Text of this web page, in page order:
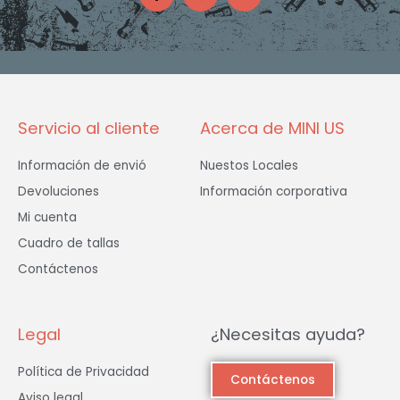
e
b
o
o
-
t
a
g
r
m
t
t
e
Servicio al cliente
Información de envió
Devoluciones
Mi cuenta
Cuadro de tallas
Contáctenos
Acerca de MINI US
Nuestos Locales
Información corporativa
Legal
Política de Privacidad
¿Necesitas ayuda?
Contáctenos